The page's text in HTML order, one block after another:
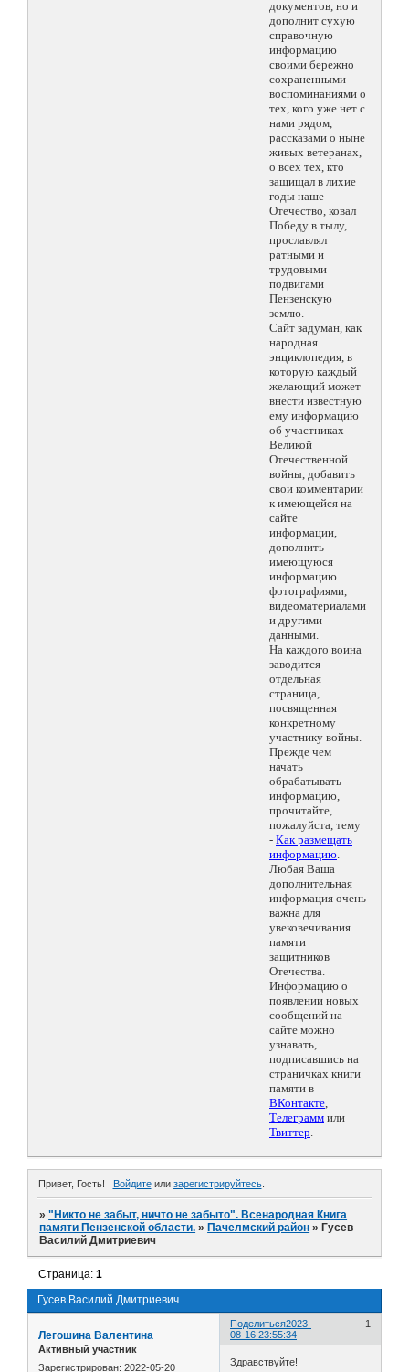
документов, но и
дополнит сухую
справочную
информацию
своими бережно
сохраненными
воспоминаниями о
тех, кого уже нет с
нами рядом,
рассказами о ныне
живых ветеранах,
о всех тех, кто
защищал в лихие
годы наше
Отечество, ковал
Победу в тылу,
прославлял
ратными и
трудовыми
подвигами
Пензенскую
землю.
Сайт задуман, как
народная
энциклопедия, в
которую каждый
желающий может
внести известную
ему информацию
об участниках
Великой
Отечественной
войны, добавить
свои комментарии
к имеющейся на
сайте
информации,
дополнить
имеющуюся
информацию
фотографиями,
видеоматериалами
и другими
данными.
На каждого воина
заводится
отдельная
страница,
посвященная
конкретному
участнику войны.
Прежде чем
начать
обрабатывать
информацию,
прочитайте,
пожалуйста, тему
- Как размещать
информацию.
Любая Ваша
дополнительная
информация очень
важна для
увековечивания
памяти
защитников
Отечества.
Информацию о
появлении новых
сообщений на
сайте можно
узнавать,
подписавшись на
страничках книги
памяти в
ВКонтакте,
Телеграмм или
Твиттер.
Привет, Гость! Войдитеили зарегистрируйтесь.
»"Никто не забыт, ничто не забыто". Всенародная Книга
памяти Пензенской области. » Пачелмский район » Гусев
Василий Дмитриевич
Гусев Василий Дмитриевич
Страница:1
Поделиться 1
2023-
08-16 23:55:34
Легошина Валентина
Активный участник
Зарегистрирован: 2022-05-20 Здравствуйте!